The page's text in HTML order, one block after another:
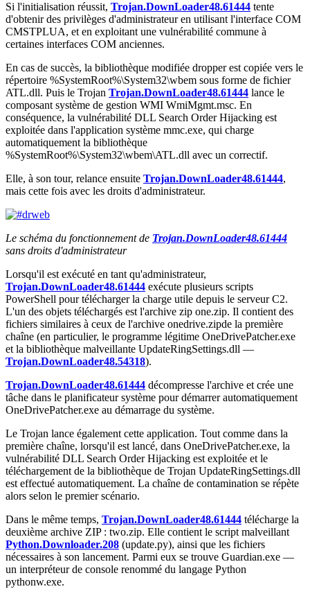
Si l'initialisation réussit, Trojan.DownLoader48.61444 tente
d'obtenir des privilèges d'administrateur en utilisant l'interface COM
CMSTPLUA, et en exploitant une vulnérabilité commune à
certaines interfaces COM anciennes.
En cas de succès, la bibliothèque modifiée dropperest copiée vers le
répertoire %SystemRoot%\System32\wbem sous forme de fichier
ATL.dll. Puis le Trojan Trojan.DownLoader48.61444 lance le
composant système de gestion WMI WmiMgmt.msc. En
conséquence, la vulnérabilité DLL Search Order Hijacking est
exploitée dans l'application système mmc.exe, qui charge
automatiquement la bibliothèque
%SystemRoot%\System32\wbem\ATL.dll avec un correctif.
Elle, à son tour, relance ensuite Trojan.DownLoader48.61444,
mais cette fois avec les droits d'administrateur.
Le schéma du fonctionnement de Trojan.DownLoader48.61444
sans droits d'administrateur
Lorsqu'il est exécuté en tant qu'administrateur,
Trojan.DownLoader48.61444 exécute plusieurs scripts
PowerShell pour télécharger la charge utile depuis le serveur C2.
L'un des objets téléchargés est l'archive zip one.zip. Il contient des
fichiers similaires à ceux de l'archive onedrive.zipde la première
chaîne (en particulier, le programme légitime OneDrivePatcher.exe
et la bibliothèque malveillante UpdateRingSettings.dll —
Trojan.DownLoader48.54318).
Trojan.DownLoader48.61444 décompresse l'archive et crée une
tâche dans le planificateur système pour démarrer automatiquement
OneDrivePatcher.exe au démarrage du système.
Le Trojan lance également cette application. Tout comme dans la
première chaîne, lorsqu'il est lancé, dans OneDrivePatcher.exe, la
vulnérabilité DLL Search Order Hijacking est exploitée et le
téléchargement de la bibliothèque de Trojan UpdateRingSettings.dll
est effectué automatiquement. La chaîne de contamination se répète
alors selon le premier scénario.
Dans le même temps, Trojan.DownLoader48.61444 télécharge la
deuxième archive ZIP : two.zip. Elle contient le script malveillant
Python.Downloader.208 (update.py), ainsi que les fichiers
nécessaires à son lancement. Parmi eux se trouve Guardian.exe —
un interpréteur de console renommé du langage Python
pythonw.exe.